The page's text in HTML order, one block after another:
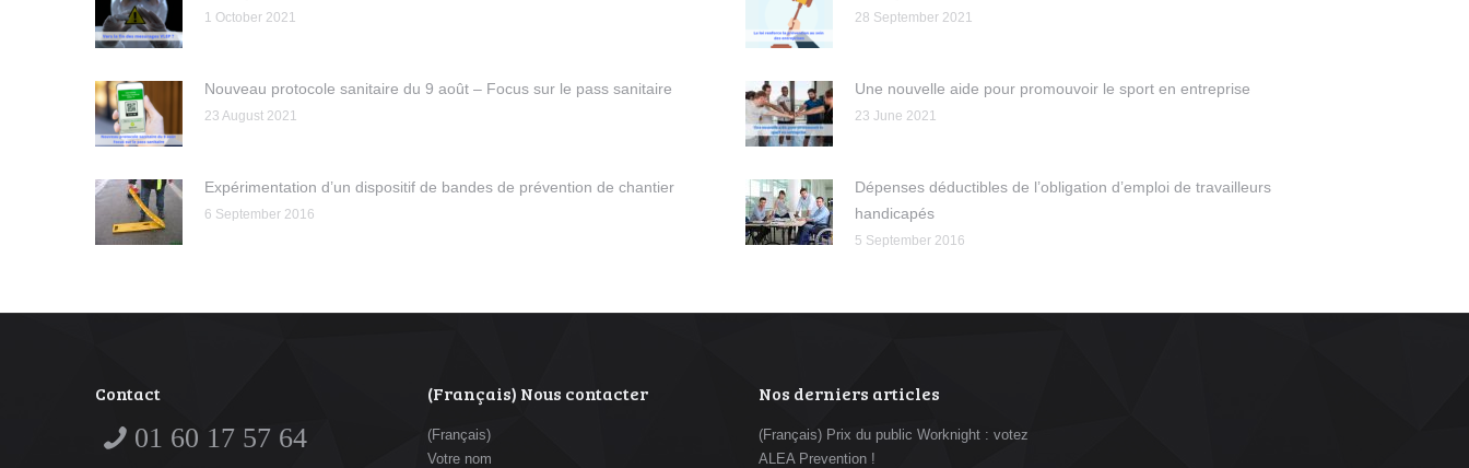
1 October 2021 28 September 2021
Nouveau protocole sanitaire du 9 août – Focus sur le pass sanitaire
23 August 2021
Une nouvelle aide pour promouvoir le sport en entreprise
23 June 2021
Expérimentation d’un dispositif de bandes de prévention de chantier
6 September 2016
Dépenses déductibles de l’obligation d’emploi de travailleurs
handicapés
5 September 2016
Contact
01 60 17 57 64
(Français) Nous contacter
(Français)
Votre nom
Nos derniers articles
(Français) Prix du public Worknight : votez
ALEA Prevention !